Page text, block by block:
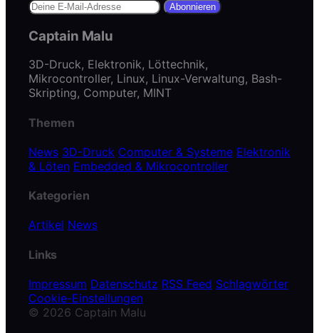
Abonnieren
Captain Malu
3D-Druck, Elektronik, Löttechnik,
Mikrocontroller, Linux, Linux-Verwaltung, Bash-
Skripting, Computer, MINT
Themen
News 3D-Druck Computer & Systeme Elektronik
& Löten Embedded & Mikrocontroller
Kategorien
Artikel News
Links
Impressum Datenschutz RSS Feed Schlagwörter
Cookie-Einstellungen
© 2026 Captain Malu